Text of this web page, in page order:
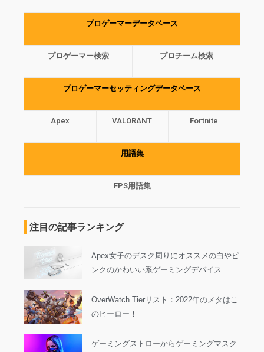
プロゲーマーデータベース
プロゲーマー検索 プロチーム検索
プロゲーマーセッティングデータベース
Apex VALORANT Fortnite
用語集
FPS用語集
注目の記事ランキング
Apex女子のデスク周りにオススメの白やピ
ンクのかわいい系ゲーミングデバイス
OverWatch Tierリスト：2022年のメタはこ
のヒーロー！
ゲーミングストローからゲーミングマスク